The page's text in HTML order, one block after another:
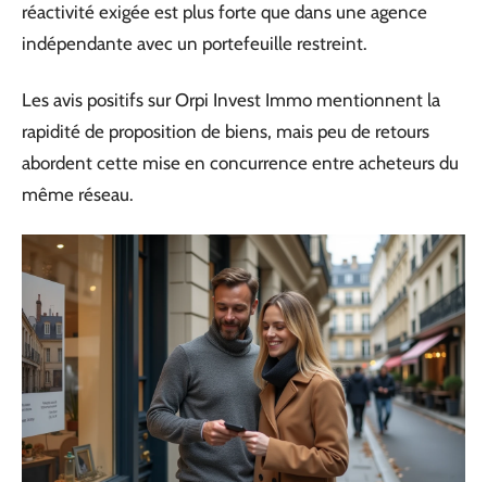
réactivité exigée est plus forte que dans une agence
indépendante avec un portefeuille restreint.
Les avis positifs sur Orpi Invest Immo mentionnent la
rapidité de proposition de biens, mais peu de retours
abordent cette mise en concurrence entre acheteurs du
même réseau.